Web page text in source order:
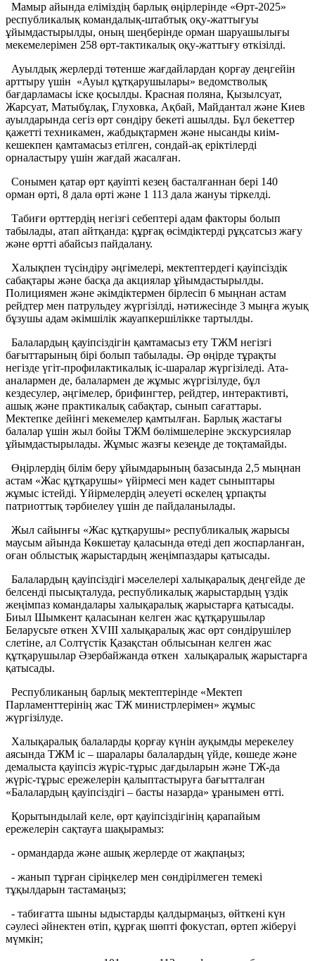
Мамыр айында еліміздің барлық өңірлерінде «Өрт-2025»
республикалық командалық-штабтық оқу-жаттығуы
ұйымдастырылды, оның шеңберінде орман шаруашылығы
мекемелерімен 258 өрт-тактикалық оқу-жаттығу өткізілді.
Ауылдық жерлерді төтенше жағдайлардан қорғау деңгейін
арттыру үшін «Ауыл құтқарушылары» ведомстволық
бағдарламасы іске қосылды. Красная поляна, Қызылсуат,
Жарсуат, Матыбұлақ, Глуховка, Ақбай, Майдантал және Киев
ауылдарында сегіз өрт сөндіру бекеті ашылды. Бұл бекеттер
қажетті техникамен, жабдықтармен және нысанды киім-
кешекпен қамтамасыз етілген, сондай-ақ еріктілерді
орналастыру үшін жағдай жасалған.
Сонымен қатар өрт қауіпті кезең басталғаннан бері 140
орман өрті, 8 дала өрті және 1 113 дала жануы тіркелді.
Табиғи өрттердің негізгі себептері адам факторы болып
табылады, атап айтқанда: құрғақ өсімдіктерді рұқсатсыз жағу
және өртті абайсыз пайдалану.
Халықпен түсіндіру әңгімелері, мектептердегі қауіпсіздік
сабақтары және басқа да акциялар ұйымдастырылды.
Полициямен және әкімдіктермен бірлесіп 6 мыңнан астам
рейдтер мен патрульдеу жүргізілді, нәтижесінде 3 мыңға жуық
бұзушы адам әкімшілік жауапкершілікке тартылды.
Балалардың қауіпсіздігін қамтамасыз ету ТЖМ негізгі
бағыттарының бірі болып табылады. Әр өңірде тұрақты
негізде үгіт-профилактикалық іс-шаралар жүргізіледі. Ата-
аналармен де, балалармен де жұмыс жүргізілуде, бұл
кездесулер, әңгімелер, брифингтер, рейдтер, интерактивті,
ашық және практикалық сабақтар, сынып сағаттары.
Мектепке дейінгі мекемелер қамтылған. Барлық жастағы
балалар үшін жыл бойы ТЖМ бөлімшелеріне экскурсиялар
ұйымдастырылады. Жұмыс жазғы кезеңде де тоқтамайды.
Өңірлердің білім беру ұйымдарының базасында 2,5 мыңнан
астам «Жас құтқарушы» үйірмесі мен кадет сыныптары
жұмыс істейді. Үйірмелердің әлеуеті өскелең ұрпақты
патриоттық тәрбиелеу үшін де пайдаланылады.
Жыл сайынғы «Жас құтқарушы» республикалық жарысы
маусым айында Көкшетау қаласында өтеді деп жоспарланған,
оған облыстық жарыстардың жеңімпаздары қатысады.
Балалардың қауіпсіздігі мәселелері халықаралық деңгейде де
белсенді пысықталуда, республикалық жарыстардың үздік
жеңімпаз командалары халықаралық жарыстарға қатысады.
Биыл Шымкент қаласынан келген жас құтқарушылар
Беларусьте өткен XVIII халықаралық жас өрт сөндірушілер
слетіне, ал Солтүстік Қазақстан облысынан келген жас
құтқарушылар Әзербайжанда өткен халықаралық жарыстарға
қатысады.
Республиканың барлық мектептерінде «Мектеп
Парламенттерінің жас ТЖ министрлерімен» жұмыс
жүргізілуде.
Халықаралық балаларды қорғау күнін ауқымды мерекелеу
аясында ТЖМ іс – шаралары балалардың үйде, көшеде және
демалыста қауіпсіз жүріс-тұрыс дағдыларын және ТЖ-да
жүріс-тұрыс ережелерін қалыптастыруға бағытталған
«Балалардың қауіпсіздігі – басты назарда» ұранымен өтті.
Қорытындылай келе, өрт қауіпсіздігінің қарапайым
ережелерін сақтауға шақырамыз:
- ормандарда және ашық жерлерде от жақпаңыз;
- жанып тұрған сіріңкелер мен сөндірілмеген темекі
тұқылдарын тастамаңыз;
- табиғатта шыны ыдыстарды қалдырмаңыз, өйткені күн
сәулесі әйнектен өтіп, құрғақ шөпті фокустап, өртеп жіберуі
мүмкін;